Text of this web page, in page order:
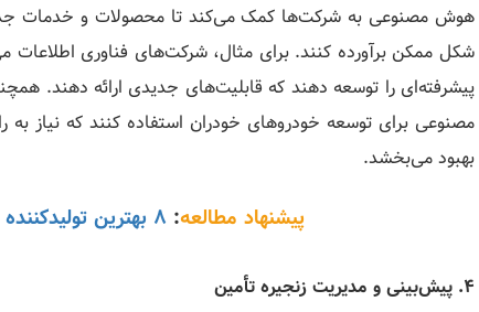
هوش مصنوعی به شرکت‌ها کمک می‌کند تا محصولات و خدمات
شکل ممکن برآورده کنند. برای مثال، شرکت‌های فناوری اطلاعات
پیشرفته‌ای را توسعه دهند که قابلیت‌های جدیدی ارائه دهند.
مصنوعی برای توسعه خودروهای خودران استفاده کنند که نیاز به
بهبود می‌بخشد.
پیشنهاد مطالعه: 8 بهترین تولیدکننده پوستر هوش مصنوعی
4. پیش‌بینی و مدیریت زنجیره تأمین